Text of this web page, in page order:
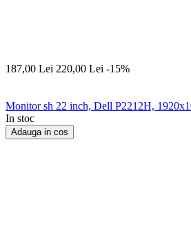
187,00 Lei 220,00 Lei -15%
Monitor sh 22 inch, Dell P2212H,
In stoc
Adauga in cos